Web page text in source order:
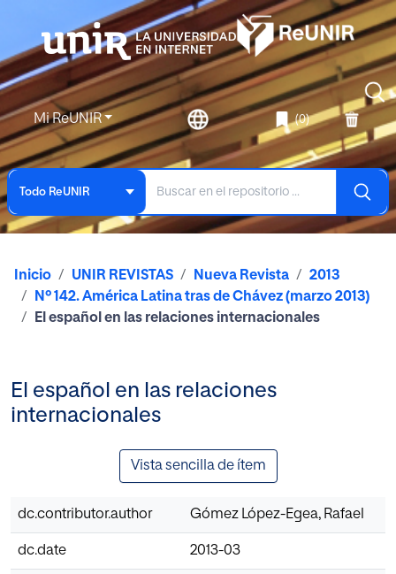
Mi ReUNIR (0)
Todo ReUNIR
Inicio UNIR REVISTAS Nueva Revista
2013
Nº 142. América Latina tras de Chávez (marzo 2013)
El español en las relaciones internacionales
El español en las relaciones
internacionales
Vista sencilla de ítem
dc.contributor.author Gómez López-Egea, Rafael
dc.date 2013-03